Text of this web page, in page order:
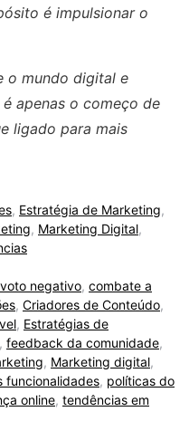
é impulsionar o
o mundo digital e
apenas o começo de
ligado para mais
, Estratégia de Marketing,
, Marketing Digital,
negativo, combate a
, Criadores de Conteúdo,
, Estratégias de
, feedback da comunidade,
, Marketing digital,
funcionalidades, políticas do
online, tendências em